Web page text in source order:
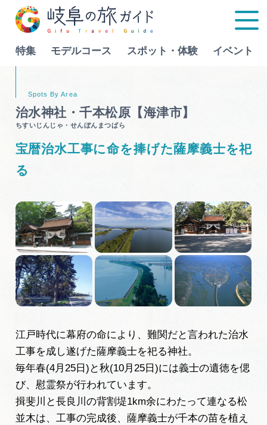
特集 モデルコース スポット・体験 イベント
スポット・体験
イベント
グルメ
旅の予約
インフォメーション
ぎふ旅レポーター記事
早わかり岐阜
Language
行きたいリストを見る
治水神社・千本松原【海津市】
ちすいじんじゃ・せんぼんまつばら
宝暦治水工事に命を捧げた薩摩義士を祀
る
江戸時代に幕府の命により、難関だと言われた治水
工事を成し遂げた薩摩義士を祀る神社。
毎年春(4月25日)と秋(10月25日)には義士の遺徳を偲
び、慰霊祭が行われています。
揖斐川と長良川の背割堤1km余にわたって連なる松
並木は、工事の完成後、薩摩義士が千本の苗を植え